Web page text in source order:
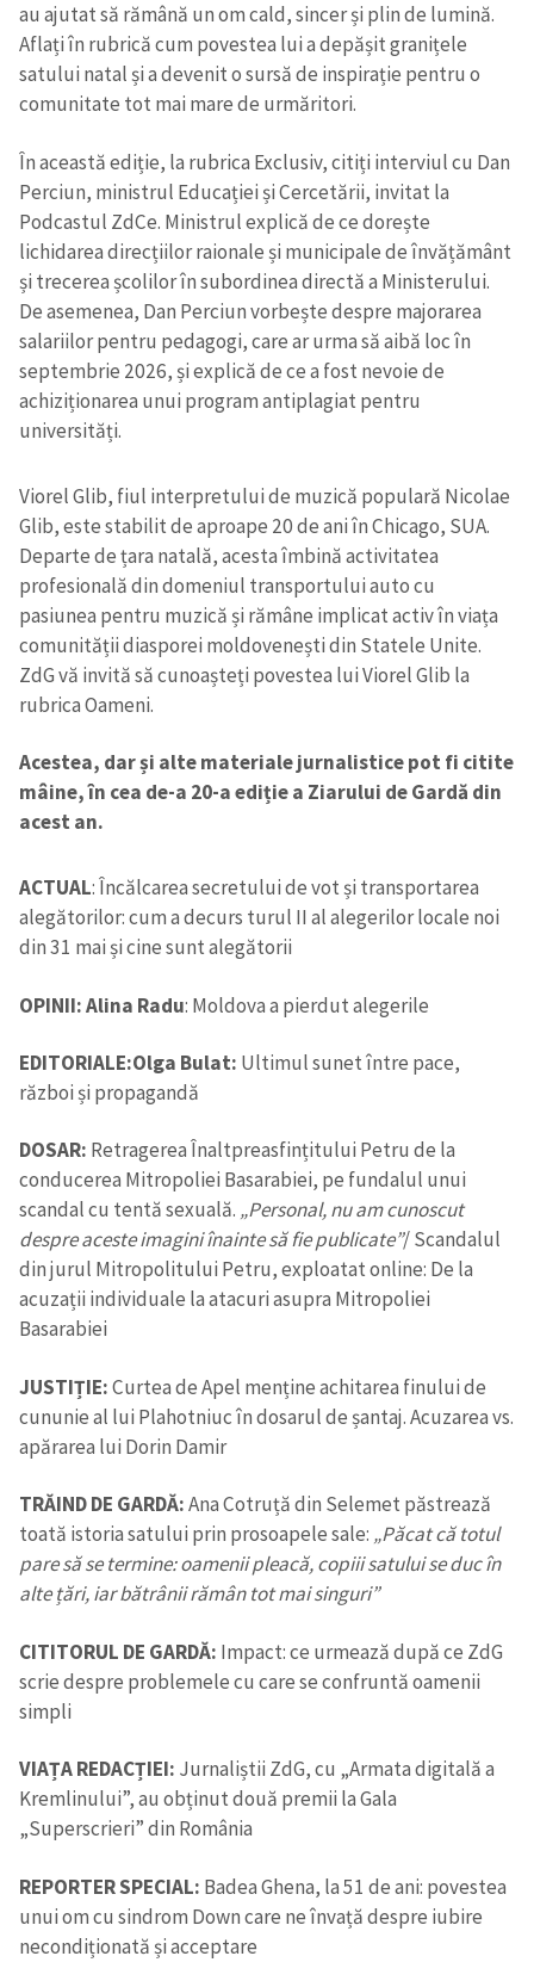
Trimite o informație
Despre ZdG
in English
на русском
au ajutat să rămână un om cald, sincer și plin de lumină.
Aflați în rubrică cum povestea lui a depășit granițele
satului natal și a devenit o sursă de inspirație pentru o
comunitate tot mai mare de urmăritori.
În această ediție, la rubrica Exclusiv, citiți interviul cu Dan
Perciun, ministrul Educației și Cercetării, invitat la
Podcastul ZdCe. Ministrul explică de ce dorește
lichidarea direcțiilor raionale și municipale de învățământ
și trecerea școlilor în subordinea directă a Ministerului.
De asemenea, Dan Perciun vorbește despre majorarea
salariilor pentru pedagogi, care ar urma să aibă loc în
septembrie 2026, și explică de ce a fost nevoie de
achiziționarea unui program antiplagiat pentru
universități.
Viorel Glib, fiul interpretului de muzică populară Nicolae
Glib, este stabilit de aproape 20 de ani în Chicago, SUA.
Departe de țara natală, acesta îmbină activitatea
profesională din domeniul transportului auto cu
pasiunea pentru muzică și rămâne implicat activ în viața
comunității diasporei moldovenești din Statele Unite.
ZdG vă invită să cunoașteți povestea lui Viorel Glib la
rubrica Oameni.
Acestea, dar și alte materiale jurnalistice pot fi citite
mâine, în cea de-a 20-a ediție a Ziarului de Gardă din
acest an.
ACTUAL: Încălcarea secretului de vot și transportarea
alegătorilor: cum a decurs turul II al alegerilor locale noi
din 31 mai și cine sunt alegătorii
OPINII:Alina Radu: Moldova a pierdut alegerile
EDITORIALE:Olga Bulat: Ultimul sunet între pace,
război și propagandă
DOSAR: Retragerea Înaltpreasfințitului Petru de la
conducerea Mitropoliei Basarabiei, pe fundalul unui
scandal cu tentă sexuală. „Personal, nu am cunoscut
despre aceste imagini înainte să fie publicate”/ Scandalul
din jurul Mitropolitului Petru, exploatat online: De la
acuzații individuale la atacuri asupra Mitropoliei
Basarabiei
JUSTIȚIE:Curtea de Apel menține achitarea finului de
cununie al lui Plahotniuc în dosarul de șantaj. Acuzarea vs.
apărarea lui Dorin Damir
TRĂIND DE GARDĂ:Ana Cotruță din Selemet păstrează
toată istoria satului prin prosoapele sale: „Păcat că totul
pare să se termine: oamenii pleacă, copiii satului se duc în
alte țări, iar bătrânii rămân tot mai singuri”
CITITORUL DE GARDĂ: Impact: ce urmează după ce ZdG
scrie despre problemele cu care se confruntă oamenii
simpli
VIAȚA REDACȚIEI: Jurnaliștii ZdG, cu „Armata digitală a
Kremlinului”, au obținut două premii la Gala
„Superscrieri” din România
REPORTER SPECIAL: Badea Ghena, la 51 de ani: povestea
unui om cu sindrom Down care ne învață despre iubire
necondiționată și acceptare